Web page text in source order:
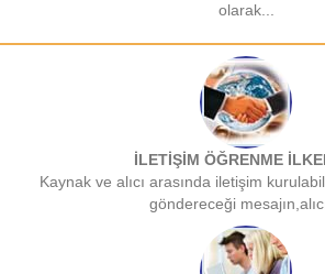
olarak...
İLETİŞİM ÖĞRENME
Kaynak ve alıcı arasında iletişim
göndereceği